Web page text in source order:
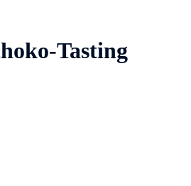
Tasting